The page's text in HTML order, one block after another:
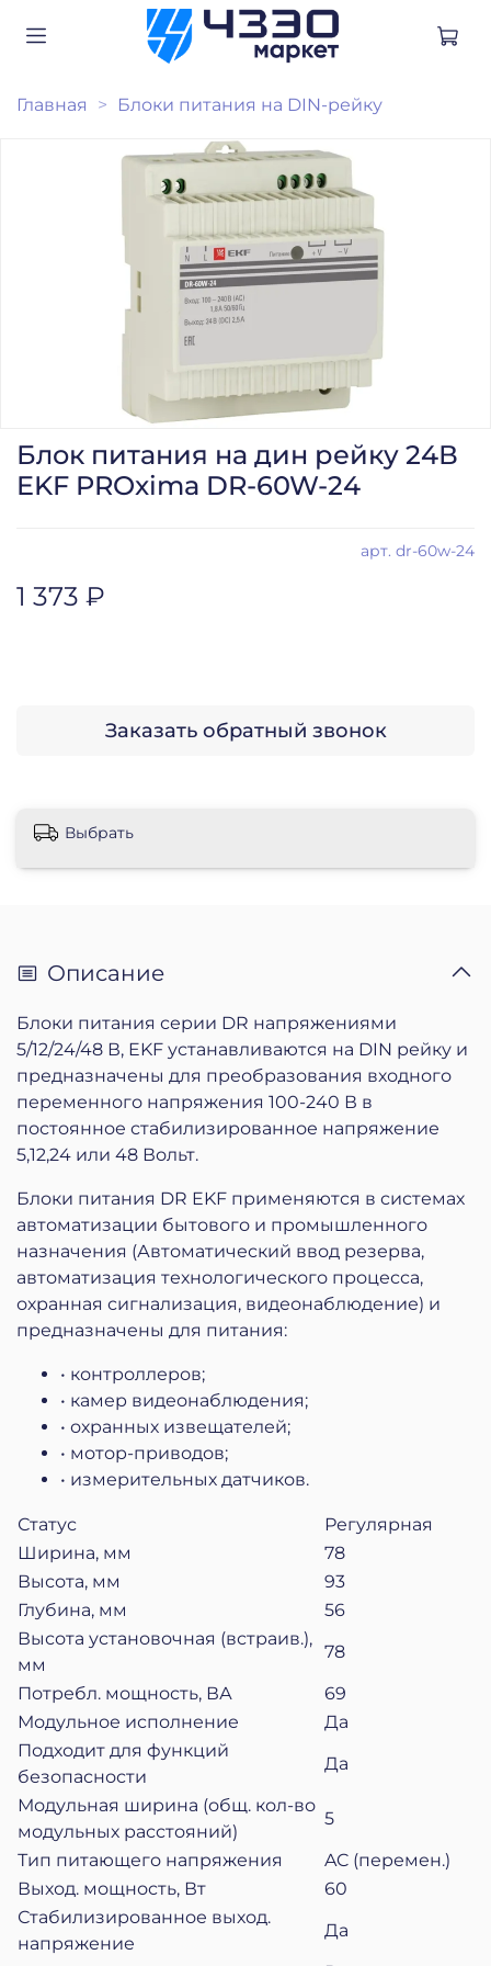
Главная Блоки питания на DIN-рейку
арт. dr-60w-24
Блок питания на дин рейку 24В
EKF PROxima DR-60W-24
1 373 ₽
Заказать обратный звонок
Выбрать
Описание
Блоки питания серии DR напряжениями
5/12/24/48 В, EKF устанавливаются на DIN рейку и
предназначены для преобразования входного
переменного напряжения 100-240 В в
постоянное стабилизированное напряжение
5,12,24 или 48 Вольт.
Блоки питания DR EKF применяются в системах
автоматизации бытового и промышленного
назначения (Автоматический ввод резерва,
автоматизация технологического процесса,
охранная сигнализация, видеонаблюдение) и
предназначены для питания:
• контроллеров;
• камер видеонаблюдения;
• охранных извещателей;
• мотор-приводов;
• измерительных датчиков.
Статус
Регулярная
Ширина, мм
78
Высота, мм
93
Глубина, мм
56
Высота установочная (встраив.),
мм
78
Потребл. мощность, ВА
69
Модульное исполнение
Да
Подходит для функций
безопасности
Да
Модульная ширина (общ. кол-во
модульных расстояний)
5
Тип питающего напряжения
AC (перемен.)
Выход. мощность, Вт
60
Стабилизированное выход.
напряжение
Да